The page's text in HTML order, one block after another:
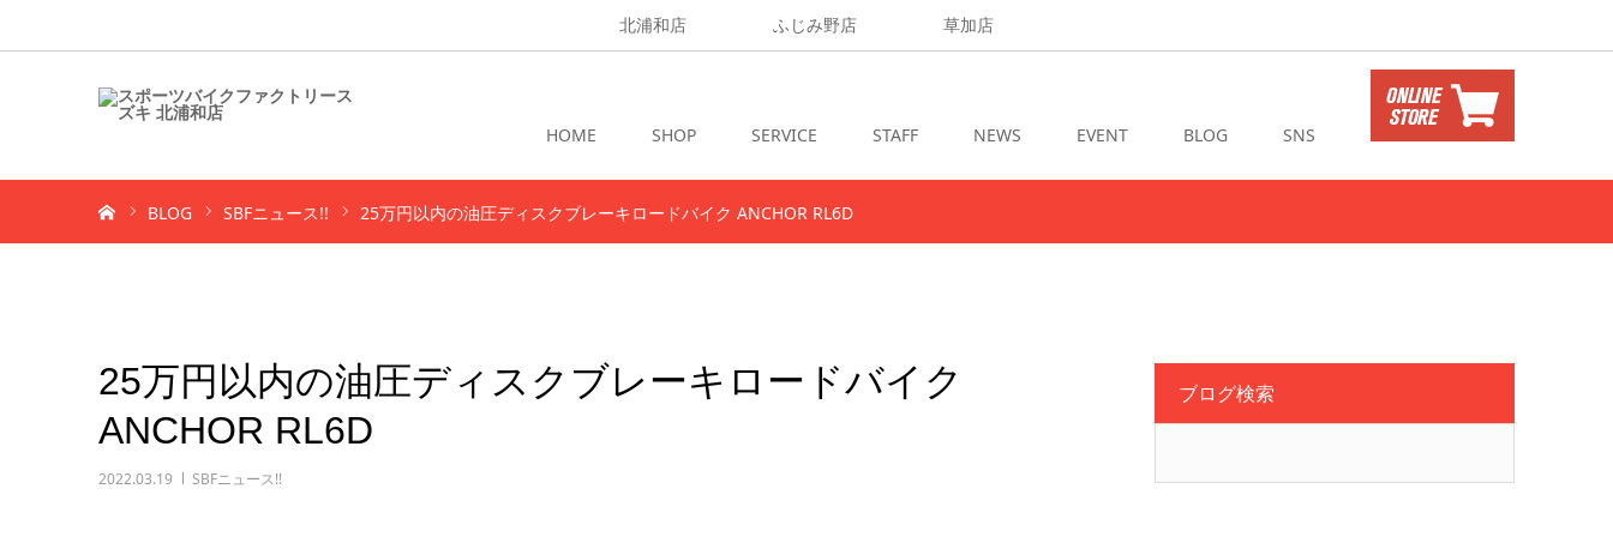
北浦和店 ふじみ野店 草加店
HOME SHOP SERVICE STAFF NEWS EVENT BLOG SNS
BLOG SBFニュース!! 25万円以内の油圧ディスクブレーキロードバイク ANCHOR RL6D
25万円以内の油圧ディスクブレーキロードバイク
ANCHOR RL6D
2022.03.19 SBFニュース!!
ブログ検索